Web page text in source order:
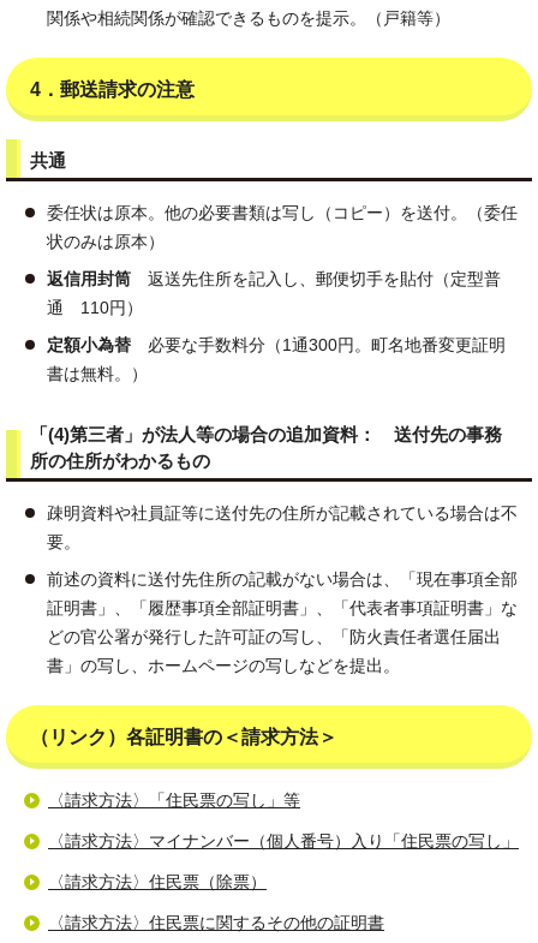
関係や相続関係が確認できるものを提示。（戸籍等）
4．郵送請求の注意
共通
委任状は原本。他の必要書類は写し（コピー）を送付。（委任
状のみは原本）
返信用封筒 返送先住所を記入し、郵便切手を貼付（定型普
通 110円）
定額小為替 必要な手数料分（1通300円。町名地番変更証明
書は無料。）
「(4)第三者」が法人等の場合の追加資料： 送付先の事務
所の住所がわかるもの
疎明資料や社員証等に送付先の住所が記載されている場合は不
要。
前述の資料に送付先住所の記載がない場合は、「現在事項全部
証明書」、「履歴事項全部証明書」、「代表者事項証明書」な
どの官公署が発行した許可証の写し、「防火責任者選任届出
書」の写し、ホームページの写しなどを提出。
（リンク）各証明書の＜請求方法＞
〈請求方法〉「住民票の写し」等
〈請求方法〉マイナンバー（個人番号）入り「住民票の写し」
〈請求方法〉住民票（除票）
〈請求方法〉住民票に関するその他の証明書